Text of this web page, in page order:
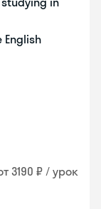
3190 ₽ / урок